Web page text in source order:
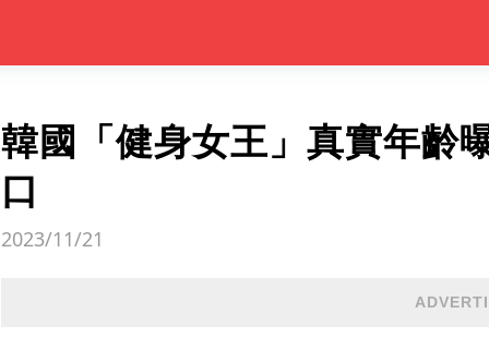
韓國「健身女王」真實年齡
口
2023/11/21